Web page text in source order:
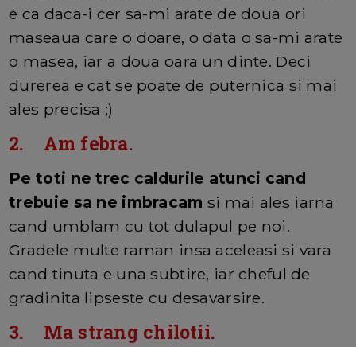
e ca daca-i cer sa-mi arate de doua ori
maseaua care o doare, o data o sa-mi arate
o masea, iar a doua oara un dinte. Deci
durerea e cat se poate de puternica si mai
ales precisa ;)
2. Am febra.
Pe toti ne trec caldurile atunci cand
trebuie sa ne imbracam si mai ales iarna
cand umblam cu tot dulapul pe noi.
Gradele multe raman insa aceleasi si vara
cand tinuta e una subtire, iar cheful de
gradinita lipseste cu desavarsire.
3. Ma strang chilotii.